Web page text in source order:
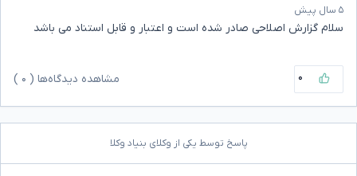
۵ سال پیش
سلام گزارش اصلاحی صادر شده است و اعتبار و قابل استناد می باشد
۰ مشاهده دیدگاه‌ها ( ۰
پاسخ توسط یکی از وکلای بنیاد وکلا